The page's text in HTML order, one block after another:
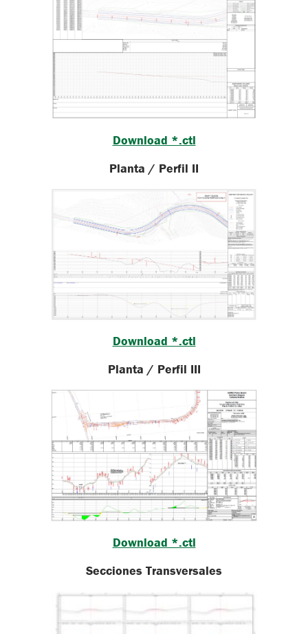
Download *.ctl
Planta / Perfil II
Download *.ctl
Planta / Perfil III
Download *.ctl
Secciones Transversales